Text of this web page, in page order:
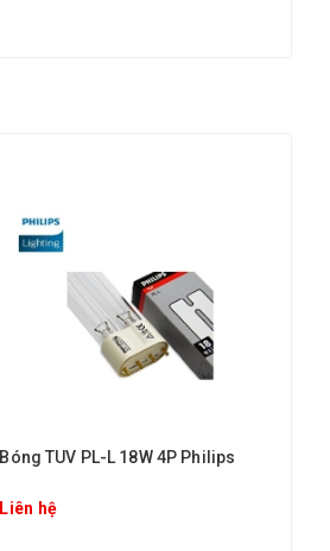
Bóng TUV PL-L 18W 4P Philips
Liên hệ